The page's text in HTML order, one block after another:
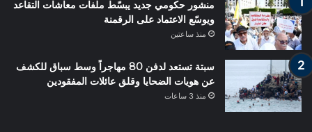
منشور حكومي جديد يبسّط ملفات معاشات التقاعد
ويوسّع الاعتماد على الرقمنة
منذ ساعتين
سبتة تستعد لدفن 80 مهاجراً وسط سباق للكشف
عن هويات الضحايا وقلق عائلات المفقودين
منذ 3 ساعات